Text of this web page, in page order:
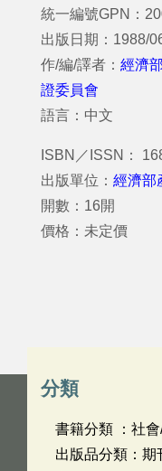
統一編號GPN：
出版日期：1988/
作/編/譯者： 經濟
證委員會
語言：中文
ISBN／ISSN：
出版單位： 經濟部
開數：16開
價格：未定價
分類
書籍分類 ：社
出版品分類：期